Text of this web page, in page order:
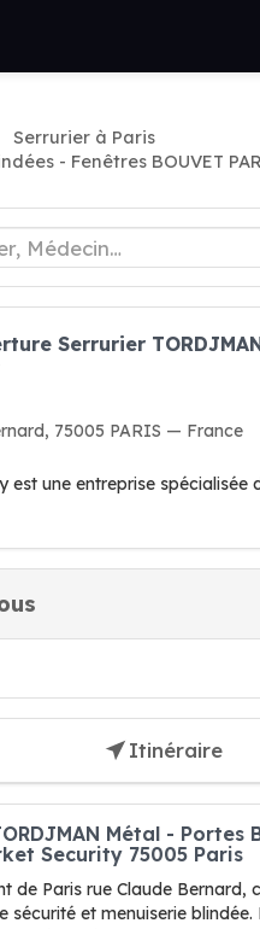
Serrurier à Paris
- Fenêtres BOUVET
Serrurier
75005 PARIS — France
est une entreprise spécialisée
Itinéraire
Métal - Portes
Security 75005 Paris
de Paris rue Claude
sécurité et menuiserie